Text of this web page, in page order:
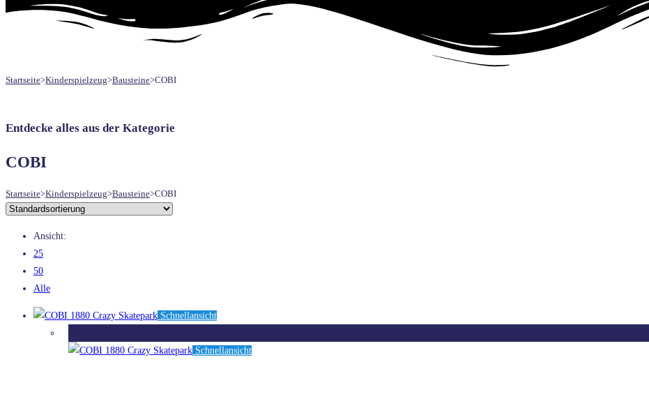
UMSCHALTEN
Startseite>Kinderspielzeug>Bausteine>COBI
Entdecke alles aus der Kategorie
COBI
Startseite>Kinderspielzeug>Bausteine>COBI
Ansicht:
25
50
Alle
Schnellansicht
Schnellansicht